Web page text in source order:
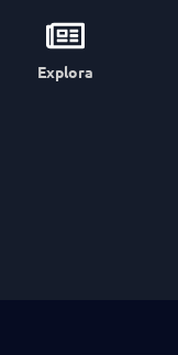
Explora